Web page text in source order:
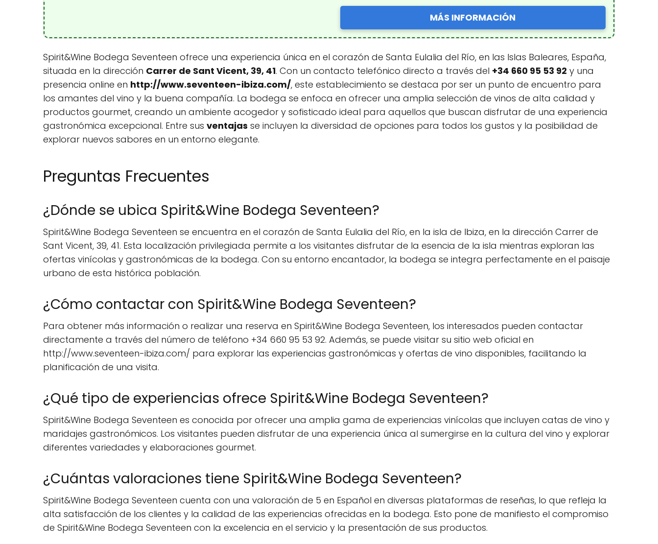
MÁS INFORMACIÓN
Spirit&Wine Bodega Seventeen ofrece una experiencia única en el corazón de Santa Eulalia del Río, en las Islas Baleares, España,
situada en la dirección Carrer de Sant Vicent, 39, 41. Con un contacto telefónico directo a través del +34 660 95 53 92 y una
presencia online en http://www.seventeen-ibiza.com/, este establecimiento se destaca por ser un punto de encuentro para
los amantes del vino y la buena compañía. La bodega se enfoca en ofrecer una amplia selección de vinos de alta calidad y
productos gourmet, creando un ambiente acogedor y sofisticado ideal para aquellos que buscan disfrutar de una experiencia
gastronómica excepcional. Entre sus ventajas se incluyen la diversidad de opciones para todos los gustos y la posibilidad de
explorar nuevos sabores en un entorno elegante.
Preguntas Frecuentes
¿Dónde se ubica Spirit&Wine Bodega Seventeen?
Spirit&Wine Bodega Seventeen se encuentra en el corazón de Santa Eulalia del Río, en la isla de Ibiza, en la dirección Carrer de
Sant Vicent, 39, 41. Esta localización privilegiada permite a los visitantes disfrutar de la esencia de la isla mientras exploran las
ofertas vinícolas y gastronómicas de la bodega. Con su entorno encantador, la bodega se integra perfectamente en el paisaje
urbano de esta histórica población.
¿Cómo contactar con Spirit&Wine Bodega Seventeen?
Para obtener más información o realizar una reserva en Spirit&Wine Bodega Seventeen, los interesados pueden contactar
directamente a través del número de teléfono +34 660 95 53 92. Además, se puede visitar su sitio web oficial en
http://www.seventeen-ibiza.com/ para explorar las experiencias gastronómicas y ofertas de vino disponibles, facilitando la
planificación de una visita.
¿Qué tipo de experiencias ofrece Spirit&Wine Bodega Seventeen?
Spirit&Wine Bodega Seventeen es conocida por ofrecer una amplia gama de experiencias vinícolas que incluyen catas de vino y
maridajes gastronómicos. Los visitantes pueden disfrutar de una experiencia única al sumergirse en la cultura del vino y explorar
diferentes variedades y elaboraciones gourmet.
¿Cuántas valoraciones tiene Spirit&Wine Bodega Seventeen?
Spirit&Wine Bodega Seventeen cuenta con una valoración de 5 en Español en diversas plataformas de reseñas, lo que refleja la
alta satisfacción de los clientes y la calidad de las experiencias ofrecidas en la bodega. Esto pone de manifiesto el compromiso
de Spirit&Wine Bodega Seventeen con la excelencia en el servicio y la presentación de sus productos.